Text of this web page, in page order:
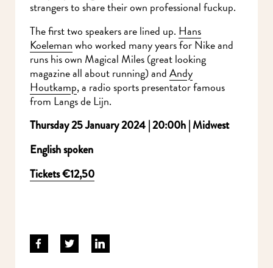
strangers to share their own professional fuckup.
The first two speakers are lined up. Hans
Koelemanwho worked many years for Nike and
runs his own Magical Miles (great looking
magazine all about running) andAndy
Houtkamp, a radio sports presentator famous
from Langs de Lijn.
Thursday 25 January 2024 | 20:00h | Midwest
English spoken
Tickets€12,50